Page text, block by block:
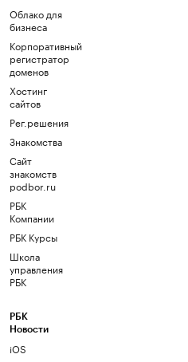
Облако для
бизнеса
Корпоративный
регистратор
доменов
Хостинг
сайтов
Рег.решения
Знакомства
Сайт
знакомств
podbor.ru
РБК
Компании
РБК Курсы
Школа
управления
РБК
РБК
Новости
iOS